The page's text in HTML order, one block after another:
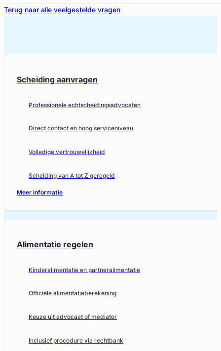
Terug naar alle veelgestelde vragen
Scheiding aanvragen
Professionele echtscheidingsadvocaten
Direct contact en hoog serviceniveau
Volledige vertrouwelijkheid
Scheiding van A tot Z geregeld
Meer informatie
Alimentatie regelen
Kinderalimentatie en partneralimentatie
Officiële alimentatieberekening
Keuze uit advocaat of mediator
Inclusief procedure via rechtbank